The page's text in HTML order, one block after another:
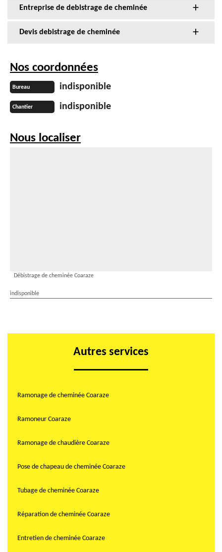
Entreprise de debistrage de cheminée
Devis debistrage de cheminée
Nos coordonnées
Bureau indisponible
Chantier indisponible
Nous localiser
Débistrage de cheminée Coaraze
indisponible
Autres services
Ramonage de cheminée Coaraze
Ramoneur Coaraze
Ramonage de chaudière Coaraze
Pose de chapeau de cheminée Coaraze
Tubage de cheminée Coaraze
Réparation de cheminée Coaraze
Entretien de cheminée Coaraze